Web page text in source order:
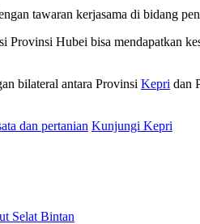
tawaran kerjasama di bidang
Hubei bisa mendapatkan
bilateral antara Provinsi Kepri dan
dan pertanian Kunjungi Kepri
Selat Bintan